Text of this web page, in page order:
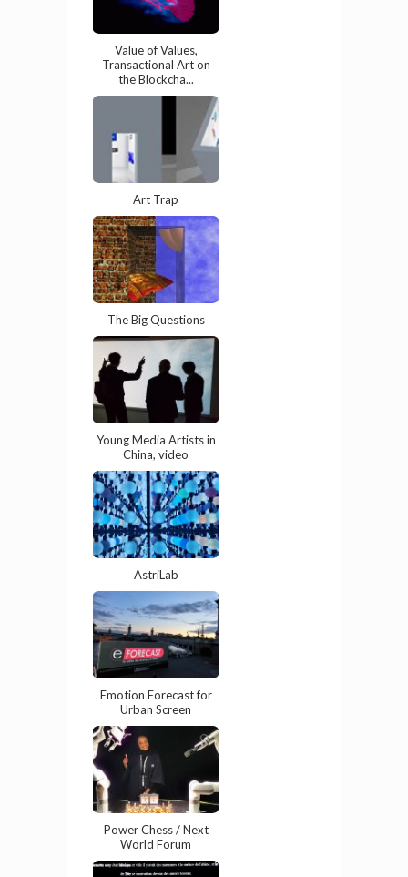
Value of Values,
Transactional Art on
the Blockcha...
Art Trap
The Big Questions
Young Media Artists in
China, video
AstriLab
Emotion Forecast for
Urban Screen
Power Chess / Next
World Forum